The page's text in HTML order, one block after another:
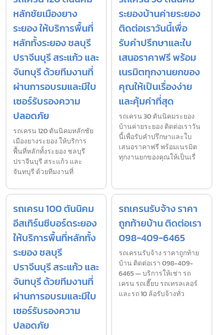
หลักชัยเมืองยาง
ระยอง ให้บริการพื้นที่
หลักทั้งระยอง ชลบุรี
ปราจีนบุรี สระแก้ว และ
จันทบุรี ด้วยทีมงานที่
ผ่านการอบรมและมีใบ
เซอร์รับรองความ
ปลอดภัย
รถเครน 120 ตันนิคมหลักชัย
เมืองยางระยอง ให้บริการ
พื้นที่หลักทั้งระยอง ชลบุรี
ปราจีนบุรี สระแก้ว และ
จันทบุรี ด้วยทีมงานที่
ระยองบ้านค่ายระยอง
ติดต่อเราวันนี้เพื่อ
รับคำปรึกษาและใบ
เสนอราคาฟรี พร้อม
เนรมิตทุกงานยกของ
คุณให้เป็นเรื่องง่าย
และคุ้มค่าที่สุด
รถเครน 30 ตันนิคมระยอง
บ้านค่ายระยอง ติดต่อเราวัน
นี้เพื่อรับคำปรึกษาและใบ
เสนอราคาฟรี พร้อมเนรมิต
ทุกงานยกของคุณให้เป็นเรื่
รถเครน 100 ตันนิคม
อีสเทิร์นซีบอร์ดระยอง
ให้บริการพื้นที่หลักทั้ง
ระยอง ชลบุรี
ปราจีนบุรี สระแก้ว และ
จันทบุรี ด้วยทีมงานที่
ผ่านการอบรมและมีใบ
เซอร์รับรองความ
ปลอดภัย
รถเครนรับจ้าง ราคา
ถูกท้ายบ้าน ติดต่อเรา
098-409-6465
รถเครนรับจ้าง ราคาถูกท้าย
บ้าน ติดต่อเรา 098-409-
6465 — บริการให้เช่า รถ
เครน รถเฮี๊ยบ รถเทรลเลอร์
และรถ 10 ล้อรับจ้างทั่ว